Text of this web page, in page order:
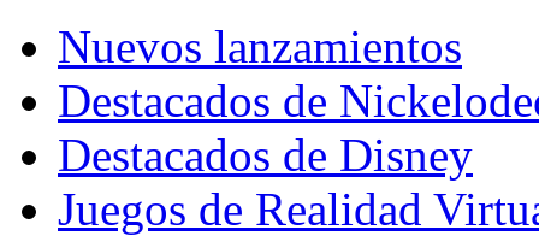
Nuevos lanzamientos
Destacados de
Destacados de Disney
Juegos de Realidad